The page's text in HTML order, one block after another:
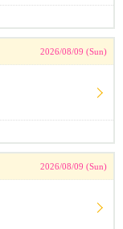
2026/08/09 (Sun)
2026/08/09 (Sun)